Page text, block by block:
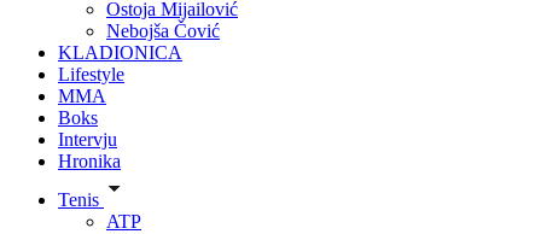
Ostoja Mijailović
Nebojša Čović
KLADIONICA
Lifestyle
MMA
Boks
Intervju
Hronika
Tenis
ATP